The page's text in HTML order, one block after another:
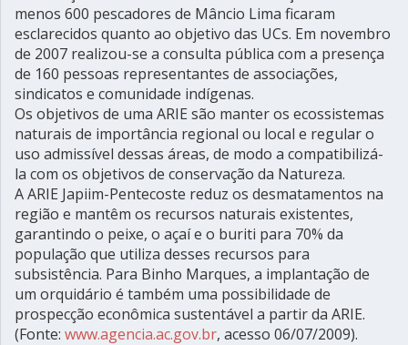
menos 600 pescadores de Mâncio Lima ficaram
esclarecidos quanto ao objetivo das UCs. Em novembro
de 2007 realizou-se a consulta pública com a presença
de 160 pessoas representantes de associações,
sindicatos e comunidade indígenas.
Os objetivos de uma ARIE são manter os ecossistemas
naturais de importância regional ou local e regular o
uso admissível dessas áreas, de modo a compatibilizá-
la com os objetivos de conservação da Natureza.
A ARIE Japiim-Pentecoste reduz os desmatamentos na
região e mantêm os recursos naturais existentes,
garantindo o peixe, o açaí e o buriti para 70% da
população que utiliza desses recursos para
subsistência. Para Binho Marques, a implantação de
um orquidário é também uma possibilidade de
prospecção econômica sustentável a partir da ARIE.
(Fonte: www.agencia.ac.gov.br, acesso 06/07/2009).